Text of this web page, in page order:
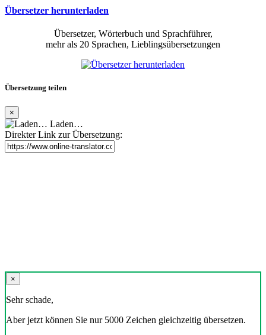
Übersetzer herunterladen
Übersetzer, Wörterbuch und Sprachführer,
mehr als 20 Sprachen, Lieblingsübersetzungen
Übersetzung teilen
×
Laden…
Direkter Link zur Übersetzung:
×
Sehr schade,
Aber jetzt können Sie nur 5000 Zeichen gleichzeitig übersetzen.